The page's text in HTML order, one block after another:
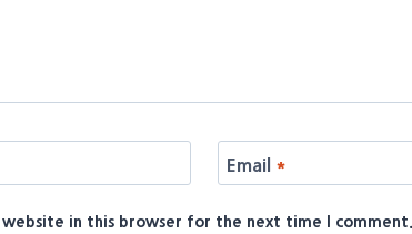
Email *
website in this browser for the next time I comment.